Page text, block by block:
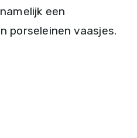
een
porseleinen vaasjes.